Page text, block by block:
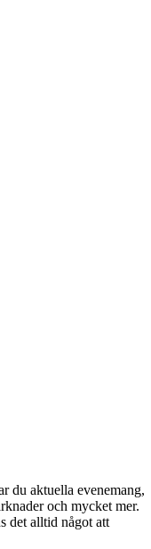
du aktuella evenemang,
och mycket mer.
det alltid något att